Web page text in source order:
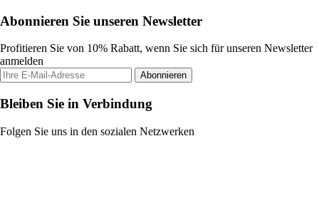
Abonnieren Sie unseren Newsletter
Profitieren Sie von 10% Rabatt, wenn Sie sich für unseren Newsletter
anmelden
Abonnieren
Bleiben Sie in Verbindung
Folgen Sie uns in den sozialen Netzwerken